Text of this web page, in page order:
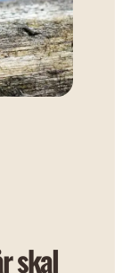
skal